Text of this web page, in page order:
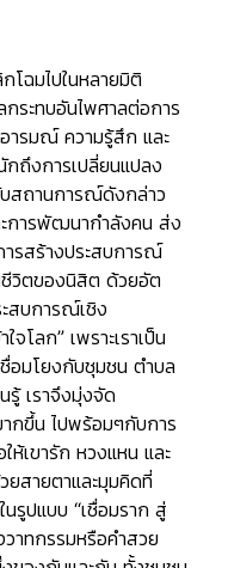
โฉมไปในหลายมิติ
ระทบอันไพศาลต่อการ
ารมณ์ ความรู้สึก และ
ถึงการเปลี่ยนแปลง
บสถานการณ์ดังกล่าว
ะการพัฒนากำลังคน ส่ง
รสร้างประสบการณ์
วิตของนิสิต ด้วยอัต
สบการณ์เชิง
ใจโลก” เพราะเราเป็น
อมโยงกับชุมชน ตำบล
รู้ เราจึงมุ่งจัด
ากขึ้น ไปพร้อมๆกับการ
ห้เขารัก หวงแหน และ
สายตาและมุมคิดที่
นรูปแบบ “เชื่อมราก สู่
วาทกรรมหรือคำสวย